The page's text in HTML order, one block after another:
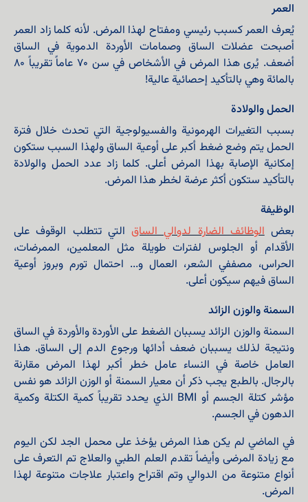
العمر
يُعرف العمر كسبب رئيسي ومفتاح لهذا المرض. لأنه كلما زاد العمر
أصبحت عضلات الساق وصمامات الأوردة الدموية في الساق
أضعف. يُرى هذا المرض في الأشخاص في سن 70 عاماً تقريباً 80
بالمائة وهي بالتأكيد إحصائية عالية!
الحمل والولادة
بسبب التغيرات الهرمونية والفسيولوجية التي تحدث خلال فترة
الحمل يتم وضع ضغط أكبر على أوعية الساق ولهذا السبب ستكون
إمكانية الإصابة بهذا المرض أعلى. كلما زاد عدد الحمل والولادة
بالتأكيد ستكون أكثر عرضة لخطر هذا المرض.
الوظيفة
بعضالوظائف الضارة لدوالي الساق التي تتطلب الوقوف على
الأقدام أو الجلوس لفترات طويلة مثل المعلمين، الممرضات،
الحراس، مصففي الشعر، العمال و... احتمال تورم وبروز أوعية
الساق فيهم سيكون أعلى.
السمنة والوزن الزائد
السمنة والوزن الزائد يسببان الضغط على الأوردة والأوردة في الساق
ونتيجة لذلك يسببان ضعف أدائها ورجوع الدم إلى الساق. هذا
العامل خاصة في النساء عامل خطر أكبر لهذا المرض مقارنة
بالرجال. بالطبع يجب ذكر أن معيار السمنة أو الوزن الزائد هو نفس
مؤشر كتلة الجسم أو BMI الذي يحدد تقريباً كمية الكتلة وكمية
الدهون في الجسم.
في الماضي لم يكن هذا المرض يؤخذ على محمل الجد لكن اليوم
مع زيادة المرضى وأيضاً تقدم العلم الطبي والعلاج تم التعرف على
أنواع متنوعة من الدوالي وتم اقتراح واعتبار علاجات متنوعة لهذا
المرض.